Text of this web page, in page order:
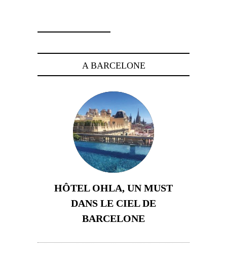
A BARCELONE
HÔTEL OHLA, UN MUST
DANS LE CIEL DE
BARCELONE